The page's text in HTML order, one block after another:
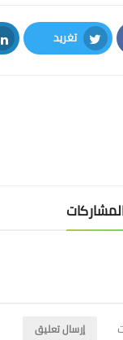
تغريد
Twitter
إرسال تعليق